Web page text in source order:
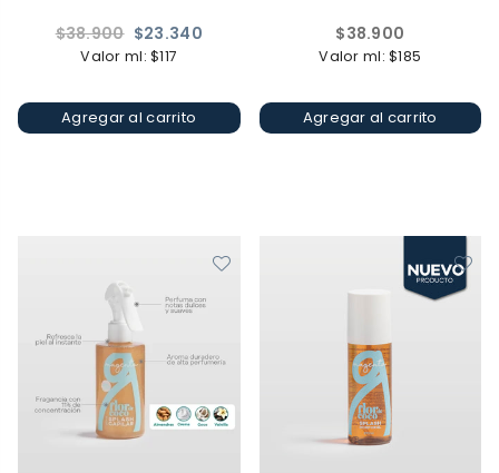
Precio
habitual
$38.900 $23.340
Valor ml: $117
Agregar al carrito
Precio
habitual
$38.900
Valor ml: $185
Agregar al carrito